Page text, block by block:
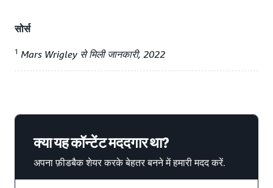
सोर्स
1 Mars Wrigley से मिली जानकारी, 2022
क्या यह कॉन्टेंट मददगार था?
अपना फ़ीडबैक शेयर करके बेहतर बनने में हमारी मदद करें.